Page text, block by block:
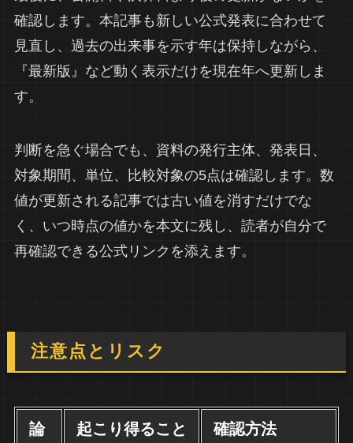
確認します。本記事も新しい公式発表に合わせて
見直し、過去の出来事を示す年は保持しながら、
『最新版』など動く表示だけを現在年へ更新しま
す。
判断を急ぐ場合でも、資料の発行主体、発表日、
対象期間、単位、比較対象の5点は確認します。数
値が更新される記事では古い値を消すだけでな
く、いつ時点の値かを本文に残し、読者が自分で
再確認できる公式リンクを添えます。
注意点とリスク
論
起こり得ること 確認方法